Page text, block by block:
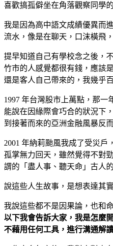
喜歡搞孤僻坐在角落觀察同學
我是因為高中語文成績優異而
流水，像是在聊天，口沫橫飛
提早知道自己有學校念之後，
竹市的人感覺都很有錢，應該
還是客人自己帶來的，我幾乎
1997 年台灣股市上萬點，那
能說在因緣際會巧合的狀況下
到接著而來的亞洲金融風暴反
2001 年納莉颱風我成了受災
孤掌無力回天，雖然覺得不對
謂的「盡人事、聽天命」古人
說這些人生故事，是想表達其
我說這些都不是因果論，也和
以下我會告訴大家，我是怎麼
不藉用任何工具，進行溝通解